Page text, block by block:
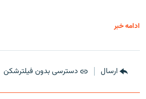
ادامه خبر
ارسال دسترسی بدون فیلترشکن